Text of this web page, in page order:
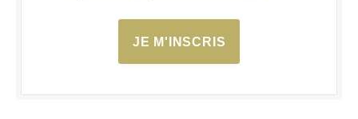
JE M'INSCRIS